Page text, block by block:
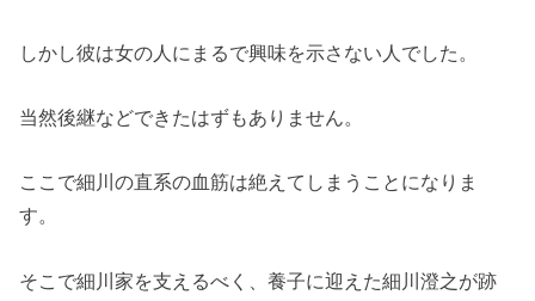
しかし彼は女の人にまるで興味を示さない人でした。
当然後継などできたはずもありません。
ここで細川の直系の血筋は絶えてしまうことになりま
す。
そこで細川家を支えるべく、養子に迎えた細川澄之が跡